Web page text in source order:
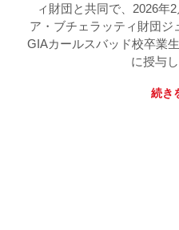
ィ財団と共同で、2026年
ア・ブチェラッティ財団ジ
GIAカールスバッド校卒業
に授与
続き